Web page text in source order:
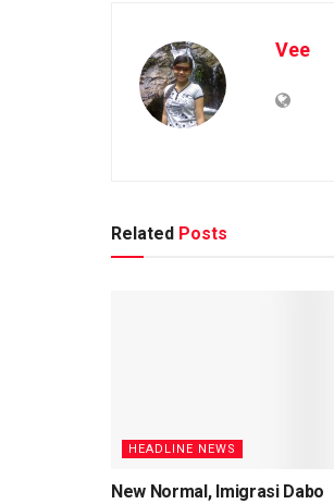
Vee
Related Posts
HEADLINE NEWS
New Normal, Imigrasi Dabo